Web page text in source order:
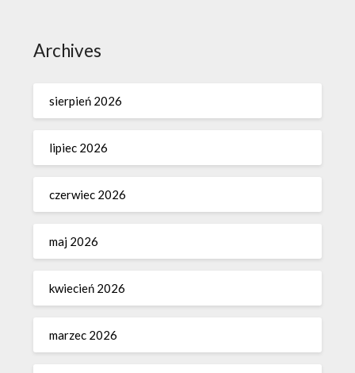
Archives
sierpień 2026
lipiec 2026
czerwiec 2026
maj 2026
kwiecień 2026
marzec 2026